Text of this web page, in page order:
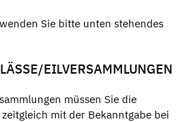
Sie bitte unten stehendes
EILVERSAMMLUNGEN
müssen Sie die
mit der Bekanntgabe bei